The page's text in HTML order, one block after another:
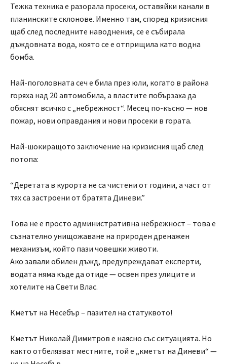
Тежка техника е разорала просеки, оставяйки канали в
планинските склонове. Именно там, според кризисния
щаб след последните наводнения, се е събирала
дъждовната вода, която се е отприщила като водна
бомба.
Най-поголовната сеч е била през юли, когато в района
горяха над 20 автомобила, а властите побързаха да
обяснят всичко с „небрежност“. Месец по-късно — нов
пожар, нови оправдания и нови просеки в гората.
Най-шокиращото заключение на кризисния щаб след
потопа:
“Деретата в курорта не са чистени от години, а част от
тях са застроени от братята Диневи.”
Това не е просто административна небрежност – това е
съзнателно унищожаване на природен дренажен
механизъм, който пази човешки животи.
Ако завали обилен дъжд, предупреждават експерти,
водата няма къде да отиде — освен през улиците и
хотелите на Свети Влас.
Кметът на Несебър – пазител на статуквото!
Кметът Николай Димитров е наясно със ситуацията. Но
както отбелязват местните, той е „кметът на Диневи“ —